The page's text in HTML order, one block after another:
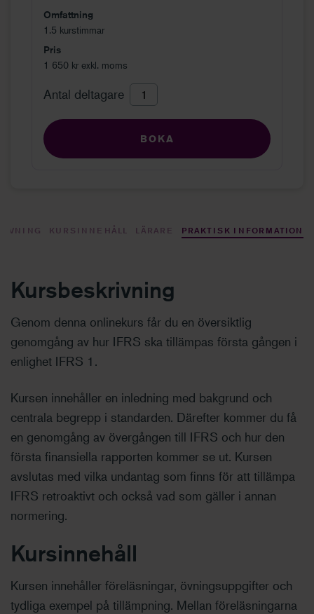
Omfattning
1.5 kurstimmar
Pris
1 650 kr exkl. moms
Antal deltagare
BOKA
KURSINNEHÅLL LÄRARE PRAKTISK INFORMATION
Kursbeskrivning
Genom denna onlinekurs får du en översiktlig
genomgång av hur IFRS ska tillämpas första gången i
enlighet IFRS 1.
Kursen innehåller en inledning med bakgrund och
centrala begrepp i standarden. Därefter kommer du få
en genomgång av övergången till IFRS och hur den
första finansiella rapporten kommer se ut. Kursen
avslutas med vilka undantag som finns för att tillämpa
IFRS retroaktivt och också vad som gäller i annan
normering.
Kursinnehåll
Kursen innehåller föreläsningar, övningsuppgifter och
tydliga exempel på tillämpning. Mellan föreläsningarna